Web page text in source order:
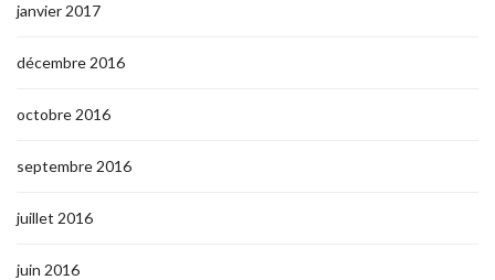
janvier 2017
décembre 2016
octobre 2016
septembre 2016
juillet 2016
juin 2016